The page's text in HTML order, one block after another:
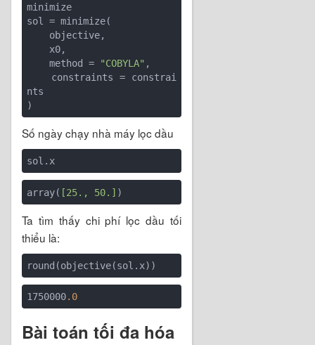
minimize
sol = minimize(
    method =
"COBYLA" ,
nts
Số ngày chạy nhà máy lọc dầu
array( [25., 50.]
Ta tìm thấy chi phí lọc dầu tối
thiểu là:
1750000.0
Bài toán tối đa hóa